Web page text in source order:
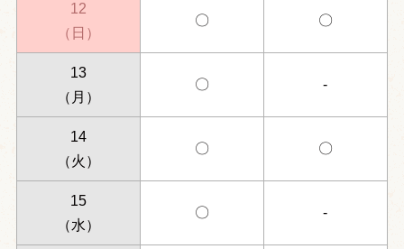
12
（日）
〇 〇
13
（月）
〇 -
14
（火）
〇 〇
15
（水）
〇 -